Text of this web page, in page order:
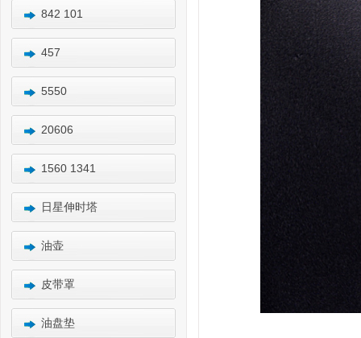
842 101
457
5550
20606
1560 1341
日星伸时塔
油壶
皮带罩
油盘垫